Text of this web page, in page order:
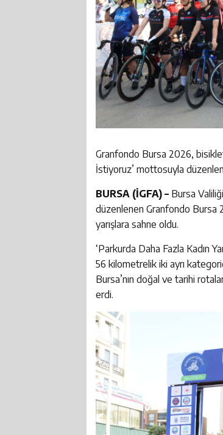
Granfondo Bursa 2026, bisiklet
İstiyoruz’ mottosuyla
BURSA (İGFA) – ​Bursa
düzenlenen Granfondo Bursa
yarışlara sahne oldu.
‘Parkurda Daha Fazla Kadın
56 kilometrelik iki ayrı
Bursa’nın doğal ve tarihi
erdi.